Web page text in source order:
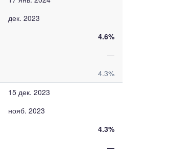
дек. 2023
4.6%
—
4.3%
15 дек. 2023
нояб. 2023
4.3%
—